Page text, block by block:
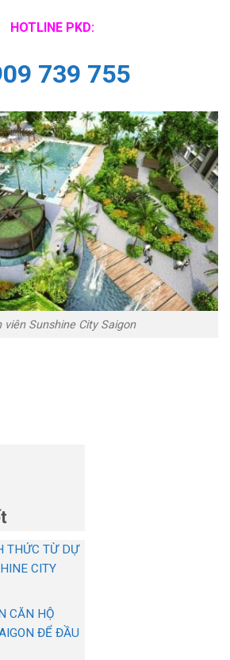
HOTLINE PKD:
739 755
viên Sunshine City Saigon
THỨC TỪ DỰ
CITY
CĂN HỘ
ĐỂ ĐẦU